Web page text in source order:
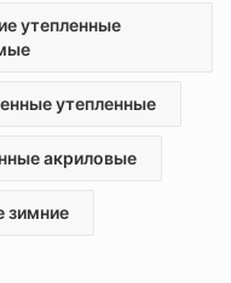
обеспечивающим
Для работ,
различных работ.
специфики
утепленные
утепленные
акриловые
зимние